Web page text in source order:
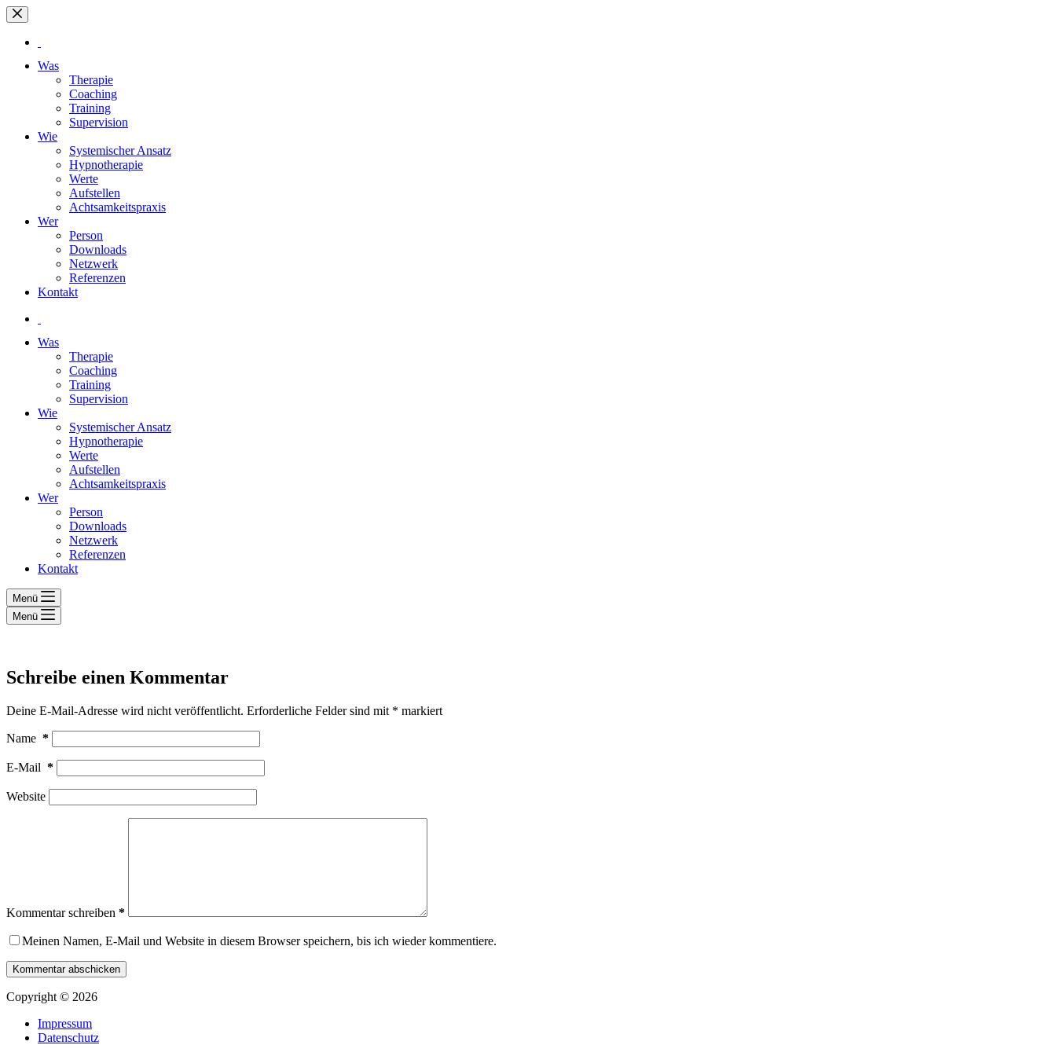
Zum
Inhalt
springen
Was
Therapie
Coaching
Training
Supervision
Wie
Systemischer Ansatz
Hypnotherapie
Werte
Aufstellen
Achtsamkeitspraxis
Wer
Person
Downloads
Netzwerk
Referenzen
Kontakt
Was
Therapie
Coaching
Training
Supervision
Wie
Systemischer Ansatz
Hypnotherapie
Werte
Aufstellen
Achtsamkeitspraxis
Wer
Person
Downloads
Netzwerk
Referenzen
Kontakt
Menü
Menü
Schreibe einen Kommentar
Deine E-Mail-Adresse wird nicht veröffentlicht. Erforderliche Felder sind mit * markiert
Name *
E-Mail *
Website
Kommentar schreiben *
Meinen Namen, E-Mail und Website in diesem Browser speichern, bis ich wieder kommentiere.
Kommentar abschicken
Copyright © 2026
Impressum
Datenschutz